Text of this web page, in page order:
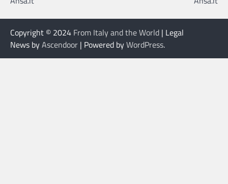
Copyright © 2024 From Italy and the World | Legal
News byAscendoor | Powered byWordPress.